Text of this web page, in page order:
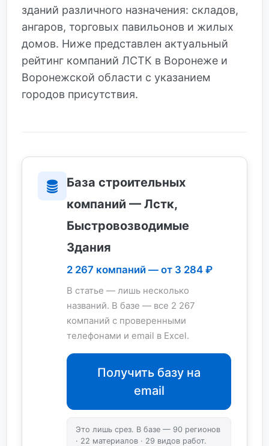
зданий различного назначения: складов,
ангаров, торговых павильонов и жилых
домов. Ниже представлен актуальный
рейтинг компаний ЛСТК в Воронеже и
Воронежской области с указанием
городов присутствия.
База строительных
компаний — Лстк,
Быстровозводимые
Здания
2 267 компаний — от 3 284 ₽
В статье — лишь несколько
названий. В базе — все 2 267
компаний с проверенными
телефонами и email в Excel.
Получить базу на
email
Это лишь срез. В базе — 90 регионов
· 22 материалов · 29 видов работ.